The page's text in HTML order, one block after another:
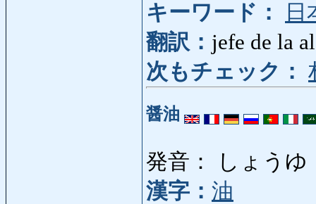
キーワード：
日
翻訳： jefe de la
次もチェック：
醤油
発音： しょうゆ
漢字： 油